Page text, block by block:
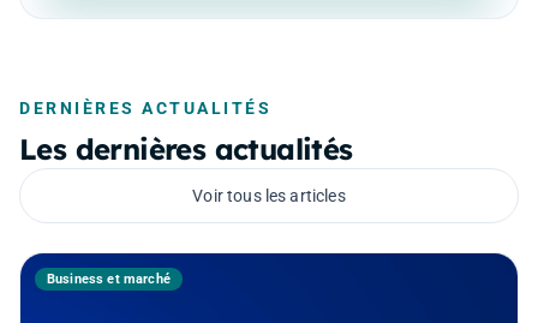
DERNIÈRES ACTUALITÉS
Les dernières actualités
Voir tous les articles
Business et marché